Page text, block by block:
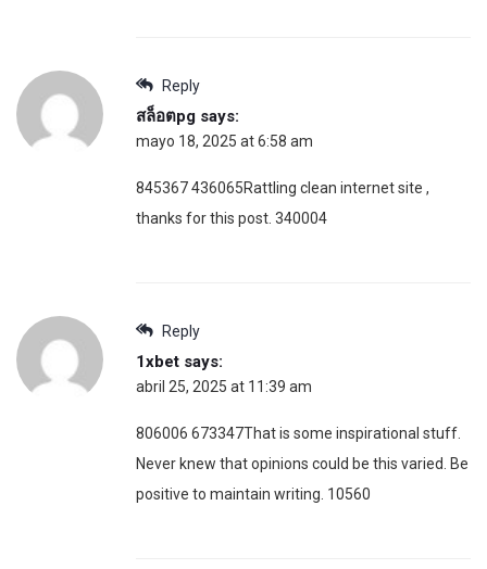
Reply
สล็อตpg says:
mayo 18, 2025 at 6:58 am
845367 436065Rattling clean internet site ,
thanks for this post. 340004
Reply
1xbet says:
abril 25, 2025 at 11:39 am
806006 673347That is some inspirational stuff.
Never knew that opinions could be this varied. Be
positive to maintain writing. 10560